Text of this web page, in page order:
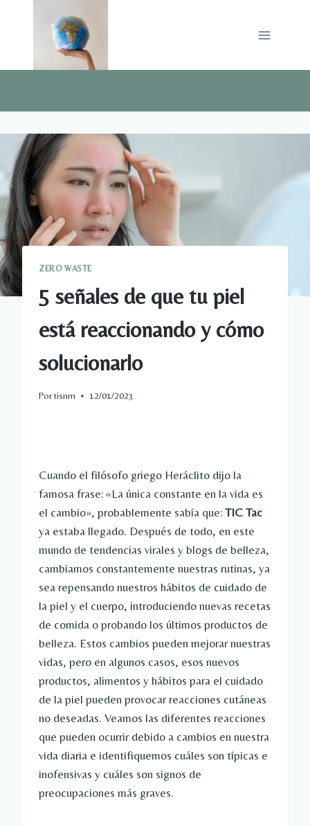
ZERO WASTE
5 señales de que tu piel
está reaccionando y cómo
solucionarlo
Portisnm 12/01/2023
Cuando el filósofo griego Heráclito dijo la
famosa frase: «La única constante en la vida es
el cambio», probablemente sabía que: TIC Tac
ya estaba llegado. Después de todo, en este
mundo de tendencias virales y blogs de belleza,
cambiamos constantemente nuestras rutinas, ya
sea repensando nuestros hábitos de cuidado de
la piel y el cuerpo, introduciendo nuevas recetas
de comida o probando los últimos productos de
belleza. Estos cambios pueden mejorar nuestras
vidas, pero en algunos casos, esos nuevos
productos, alimentos y hábitos para el cuidado
de la piel pueden provocar reacciones cutáneas
no deseadas. Veamos las diferentes reacciones
que pueden ocurrir debido a cambios en nuestra
vida diaria e identifiquemos cuáles son típicas e
inofensivas y cuáles son signos de
preocupaciones más graves.